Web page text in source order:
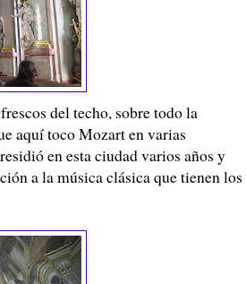
del techo, sobre todo la
aquí toco Mozart en varias
en esta ciudad varios años y
a la música clásica que tienen los